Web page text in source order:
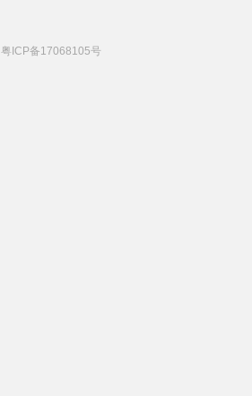
粤ICP备17068105号